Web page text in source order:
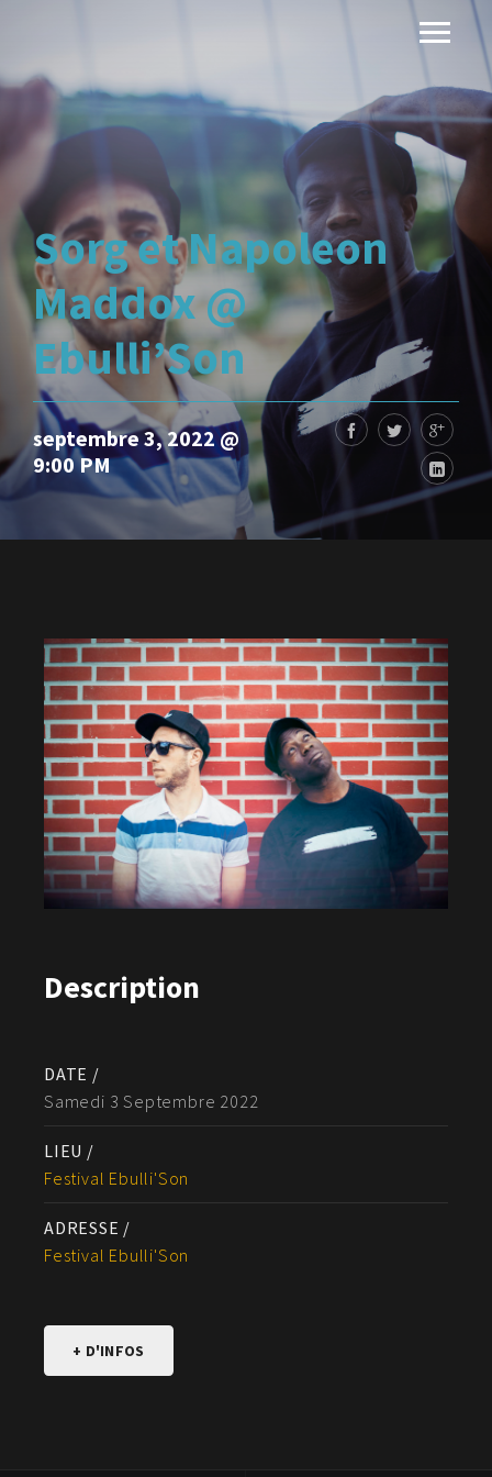
Sorg et Napoleon
Maddox @
Ebulli’Son
septembre 3, 2022 @
9:00 PM
Description
DATE /
Samedi 3 Septembre 2022
LIEU /
Festival Ebulli'Son
ADRESSE /
Festival Ebulli'Son
+ D'INFOS